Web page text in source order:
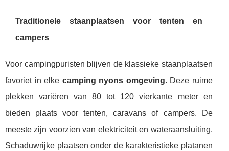
Traditionele staanplaatsen voor tenten en
campers
Voor campingpuristen blijven de klassieke staanplaatsen
favoriet in elke camping nyons omgeving. Deze ruime
plekken variëren van 80 tot 120 vierkante meter en
bieden plaats voor tenten, caravans of campers. De
meeste zijn voorzien van elektriciteit en wateraansluiting.
Schaduwrijke plaatsen onder de karakteristieke platanen